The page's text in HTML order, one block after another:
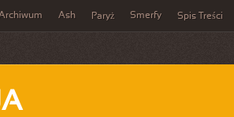
Ash Paryż Smerfy Spis Treści